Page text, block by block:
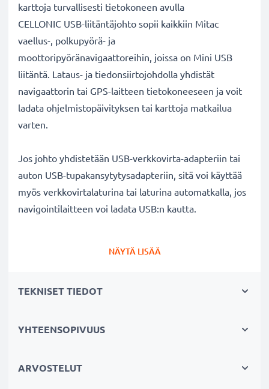
karttoja turvallisesti tietokoneen avulla
CELLONIC USB-liitäntäjohto sopii kaikkiin Mitac
vaellus-, polkupyörä- ja
moottoripyöränavigaattoreihin, joissa on Mini USB
liitäntä. Lataus- ja tiedonsiirtojohdolla yhdistät
navigaattorin tai GPS-laitteen tietokoneeseen ja voit
ladata ohjelmistopäivityksen tai karttoja matkailua
varten.
Jos johto yhdistetään USB-verkkovirta-adapteriin tai
auton USB-tupakansytytysadapteriin, sitä voi käyttää
myös verkkovirtalaturina tai laturina automatkalla, jos
navigointilaitteen voi ladata USB:n kautta.
turvalliseen siirtämiseen navigaattorin ja tietokoneen
✔ Nopea tiedonsiirto - tiedonsiirtokaapeli uusimmalla
NÄYTÄ LISÄÄ
TEKNISET TIEDOT
YHTEENSOPIVUUS
ARVOSTELUT